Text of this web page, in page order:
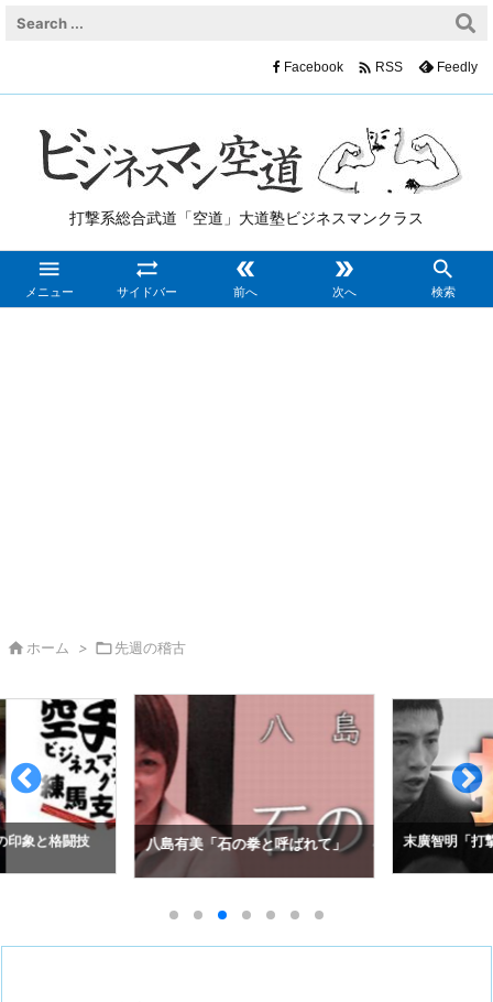
打撃系総合武道「空道」大道塾ビジネスマンクラス

メニュー

サイドバー

前へ

次へ

検索
Facebook  RSS Feedly
 ホーム > 先週の稽古
象と格闘技 八島有美「石の拳と呼ばれて」 末廣智明「打